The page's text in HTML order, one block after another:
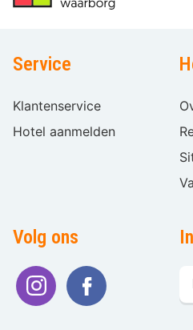
Service
Klantenservice
Hotel aanmelden
Volg ons